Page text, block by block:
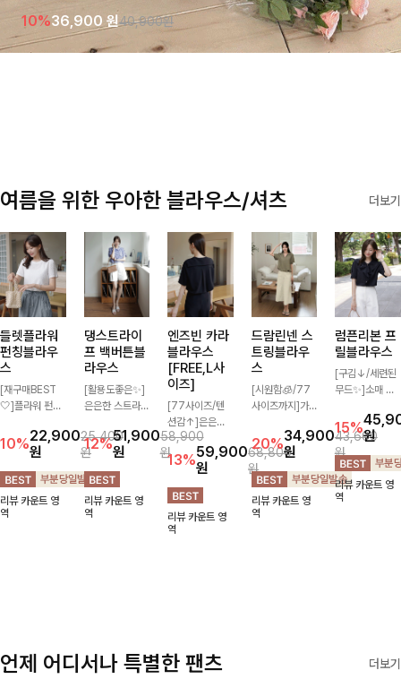
모크 밴딩이 슬림한 실루엣을 연출해주며, 자연스럽게 퍼지는 플레어 라인으로 여성스럽고 편
요
10%36,900 원40,900원
여름을 위한 우아한 블라우스/셔츠 더보기
들렛플라워
펀칭블라우
스
[재구매BEST
🤍]플라워 펀칭
사랑스러워 자꾸
만 손이 가는 아
이템 ! 어깨 퍼프
디자인이 귀여운
무드를 주는 블
라우스입니다 ~
10%22,900
원
25,400
원
리뷰 카운트 영
역
댕스트라이
프 백버튼블
라우스
[활용도좋은✨]
은은한 스트라이
져 심플한 코디
에도 세련된 포
인트를 더해드리
며 깔끔한 스트
라이프 디테일로
유행 없이 오래
12%51,900
원
58,900
원
리뷰 카운트 영
역
엔즈빈 카라
블라우스
[FREE,L사
이즈]
[77사이즈/텐
션감↑]은은한
버튼과 세일러
카라 디테일이
더해져 단정하면
서도 여성스러운
무드가 느껴지는
블라우스예요 여
유로운 핏과 차
13%59,900
원
68,800
원
리뷰 카운트 영
역
드람린넨 스
트링블라우
스
[시원함🧊/77
사이즈까지]가
텍스처가 돋보이
는 블라우스로,
답답함 없는 슬
릿 카라 디자인
이 얼굴선을 더
욱 시원하게 연
20%34,900
원
43,600
원
리뷰 카운트 영
역
럼픈리본 프
릴블라우스
[구김↓/세련된
무드✨]소매 핀
끔하게 잡아주고
프릴 디자인이
들어간 세일러
카라와 리본으로
여성스럽고 러블
리한 분위기를
15%원
리뷰 카운트 영
역
언제 어디서나 특별한 팬츠 더보기